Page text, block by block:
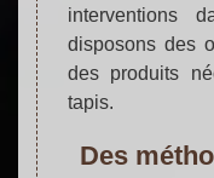
interventions
disposons des
des produits
tapis.
Des